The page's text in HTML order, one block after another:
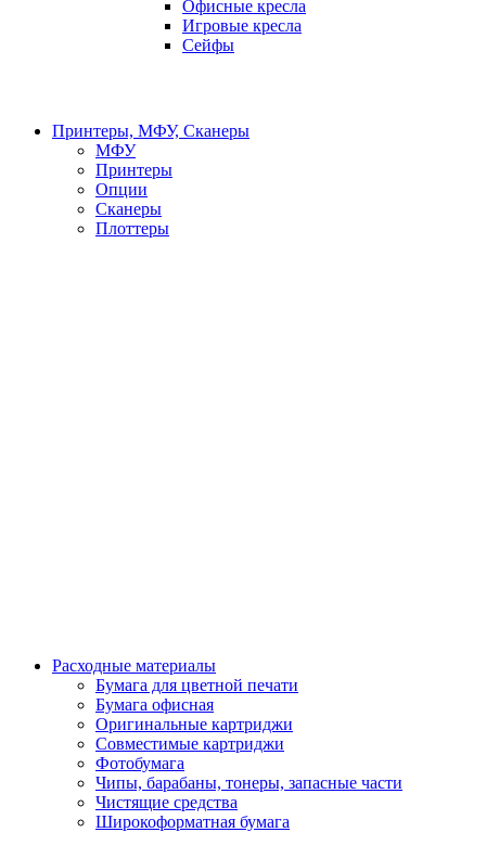
Офисные кресла
Игровые кресла
Сейфы
Принтеры, МФУ, Сканеры
МФУ
Принтеры
Опции
Сканеры
Плоттеры
Расходные материалы
Бумага для цветной печати
Бумага офисная
Оригинальные картриджи
Совместимые картриджи
Фотобумага
Чипы, барабаны, тонеры, запасные части
Чистящие средства
Широкоформатная бумага